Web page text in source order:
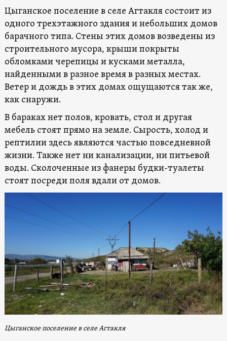
Цыганское поселение в селе Агтакля состоит из
одного трехэтажного здания и небольших домов
барачного типа. Стены этих домов возведены из
строительного мусора, крыши покрыты
обломками черепицы и кусками металла,
найденными в разное время в разных местах.
Ветер и дождь в этих домах ощущаются так же,
как снаружи.
В бараках нет полов, кровать, стол и другая
мебель стоят прямо на земле. Сырость, холод и
рептилии здесь являются частью повседневной
жизни. Также нет ни канализации, ни питьевой
воды. Сколоченные из фанеры будки-туалеты
стоят посреди поля вдали от домов.
Цыганское поселение в селе Агтакля